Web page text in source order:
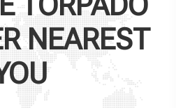
NEAREST